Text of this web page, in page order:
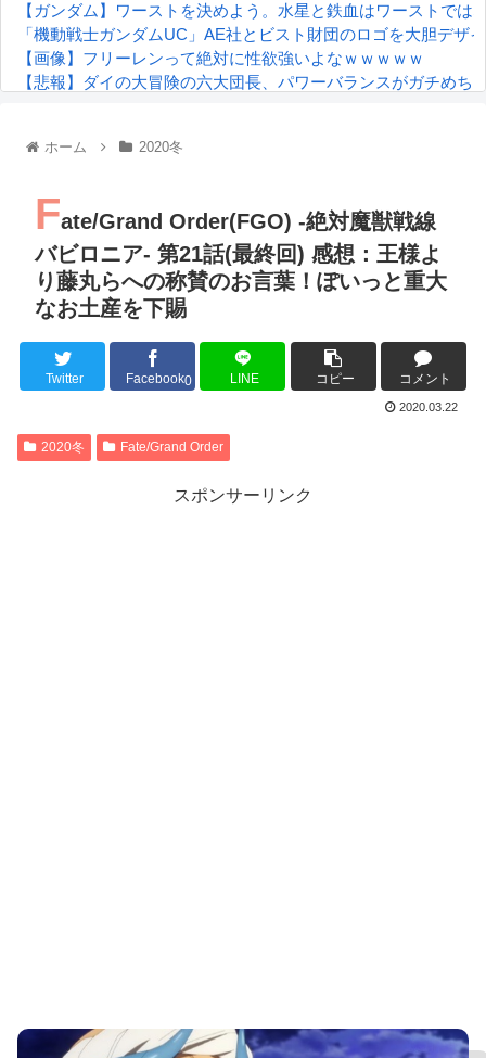
【ガンダム】ワーストを決めよう。水星と鉄血はワーストでは
「機動戦士ガンダムUC」AE社とビスト財団のロゴを大胆デザ
【画像】フリーレンって絶対に性欲強いよなｗｗｗｗｗ
【悲報】ダイの大冒険の六大団長、パワーバランスがガチめち
『進撃の巨人』で一番面白いところってｗｗｗｗｗ
るろうに剣心 -明治剣客浪漫譚- 京都動乱 第33話の感想
同盟、帝国、フェザーン。生まれるなら何処がいいか問題！
Powered by livedoor 相互RSS
ホーム 2020冬
Fate/Grand Order(FGO) -絶対魔獣戦線
バビロニア- 第21話(最終回) 感想：王様よ
り藤丸らへの称賛のお言葉！ぽいっと重大
なお土産を下賜
Twitter Facebook0 LINE コピー コメント
2020.03.22
2020冬 Fate/Grand Order
スポンサーリンク